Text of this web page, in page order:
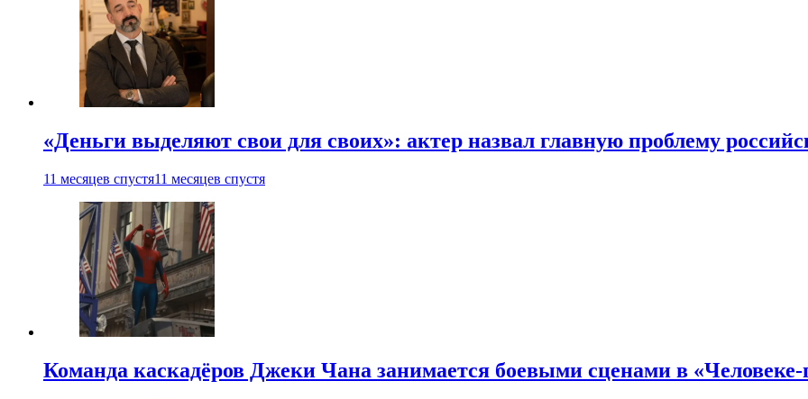
«Деньги выделяют свои для своих»: актер назвал главную проблему
11 месяцев спустя11 месяцев спустя
Команда каскадёров Джеки Чана занимается боевыми сценами в «Человеке-